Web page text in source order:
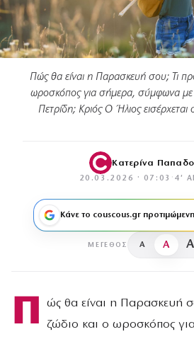
Πώς θα είναι η Παρασκευή σου; Τι
ωροσκόπος για σήμερα, σύμφωνα με
Πετρίδη; Κριός Ο Ήλιος
Κατερίνα
20.03.2026 · 07:03 · 4′
Κάνε το couscous.gr
ΜΈΓΕΘΟΣ A A A
Π
ώς θα είναι η Παρασκευή
ζώδιο και ο ωροσκόπος για